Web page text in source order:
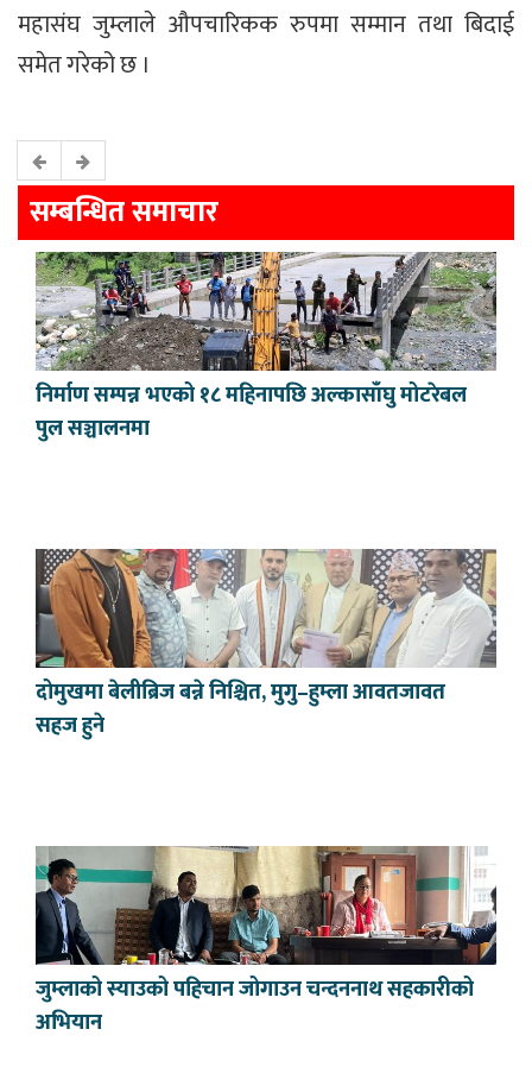
महासंघ जुम्लाले औपचारिकक रुपमा सम्मान तथा बिदाई
समेत गरेको छ ।
सम्बन्धित समाचार
निर्माण सम्पन्न भएको १८ महिनापछि अल्कासाँघु मोटरेबल
पुल सञ्चालनमा
दोमुखमा बेलीब्रिज बन्ने निश्चित, मुगु–हुम्ला आवतजावत
सहज हुने
जुम्लाको स्याउको पहिचान जोगाउन चन्दननाथ सहकारीको
अभियान